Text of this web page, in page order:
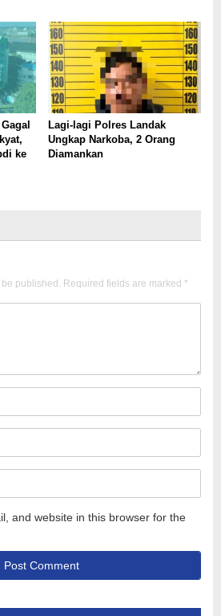
ke
Lagi-lagi Polres Landak
Ungkap Narkoba, 2 Orang
Diamankan
published. Required fields are marked *
and website in this browser for the